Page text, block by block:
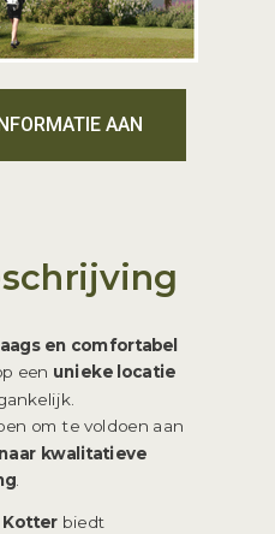
en comfortabel
een unieke locatie
om te voldoen aan
kwalitatieve
.
Kotterbiedt
AAN